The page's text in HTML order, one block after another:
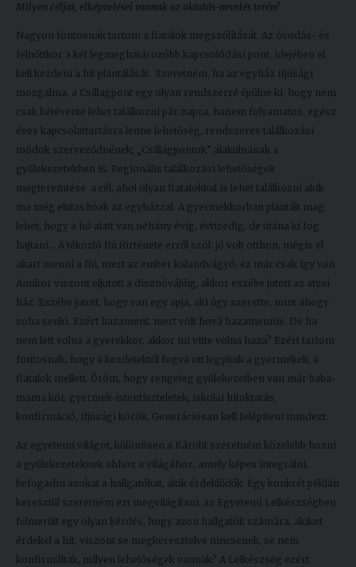
Milyen céljai, elképzelései vannak az oktatás-nevelés terén?
Nagyon fontosnak tartom a fiatalok megszólítását. Az óvodás- és
felnőttkor a két legmeghatározóbb kapcsolódási pont, idejében el
kell kezdeni a hit plántálását. Szeretném, ha az egyház ifjúsági
mozgalma, a Csillagpont egy olyan rendszerré épülne ki, hogy nem
csak kétévente lehet találkozni pár napra, hanem folyamatos, egész
éves kapcsolattartásra lenne lehetőség, rendszeres találkozási
módok szerveződnének; „Csillagpontok” alakulnának a
gyülekezetekben is. Regionális találkozási lehetőségek
megteremtése a cél, ahol olyan fiatalokkal is lehet találkozni akik
ma még elutasítóak az egyházzal. A gyermekkorban plántált mag
lehet, hogy a hó alatt van néhány évig, évtizedig, de utána ki fog
hajtani… A tékozló fiú története erről szól: jó volt otthon, mégis el
akart menni a fiú, mert az ember kalandvágyó, ez már csak így van.
Amikor viszont eljutott a disznóvájúig, akkor eszébe jutott az atyai
ház. Eszébe jutott, hogy van egy apja, aki úgy szerette, mint ahogy
soha senki. Ezért hazament, mert volt hová hazamennie. De ha
nem lett volna a gyerekkor, akkor mi vitte volna haza? Ezért tartom
fontosnak, hogy a kezdetektől fogva ott legyünk a gyermekek, a
fiatalok mellett. Öröm, hogy rengeteg gyülekezetben van már baba-
mama kör, gyermek-istentiszteletek, iskolai hitoktatás,
konfirmáció, ifjúsági körök. Generációsan kell felépíteni mindezt.
Az egyetemi világot, különösen a Károlit szeretném közelebb hozni
a gyülekezeteknek ahhoz a világához, amely képes integrálni,
befogadni azokat a hallgatókat, akik érdeklődők. Egy konkrét példán
keresztül szeretném ezt megvilágítani: az Egyetemi Lelkészségben
felmerült egy olyan kérdés, hogy azon hallgatók számára, akiket
érdekel a hit, viszont se megkeresztelve nincsenek, se nem
konfirmáltak, milyen lehetőségek vannak? A Lelkészség ezért